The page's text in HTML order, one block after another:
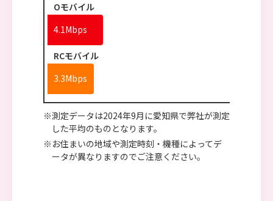
Oモバイル
4.1Mbps
RCモバイル
3.3Mbps
※測定データは2024年9月に愛知県で弊社が測定
した平均のものとなります。
※お住まいの地域や測定時刻・機種によってデ
ータが異なりますのでご注意ください。